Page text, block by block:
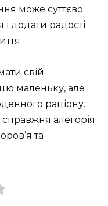
може суттєво
додати радості
свій
маленьку, але
раціону.
алегорія
та